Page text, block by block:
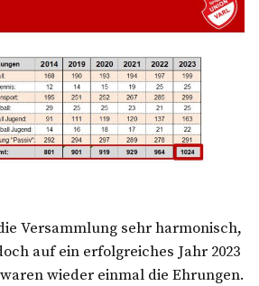
Versammlung sehr harmonisch,
auf ein erfolgreiches Jahr 2023
wieder einmal die Ehrungen.